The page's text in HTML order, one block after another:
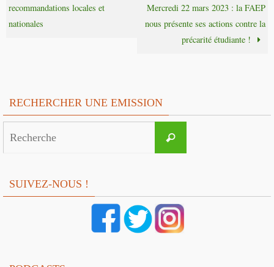
recommandations locales et
nationales
Mercredi 22 mars 2023 : la FAEP
nous présente ses actions contre la
précarité étudiante !
RECHERCHER UNE EMISSION
Recherche
SUIVEZ-NOUS !